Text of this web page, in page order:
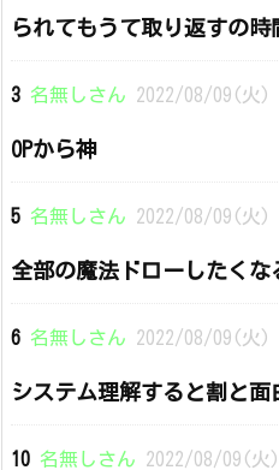
られてもうて取り返すの時
3 名無しさん 2022/08/09(火)
OPから神
5 名無しさん 2022/08/09(火)
全部の魔法ドローしたくな
6 名無しさん 2022/08/09(火)
システム理解すると割と面
10 名無しさん 2022/08/09(火